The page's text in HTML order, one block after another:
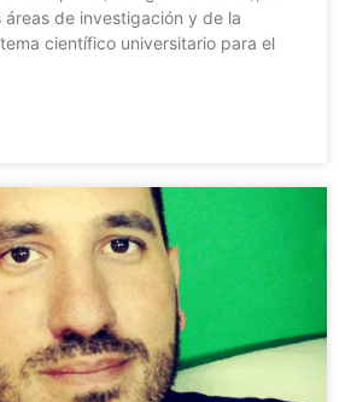
áreas de investigación y de la
científico universitario para el